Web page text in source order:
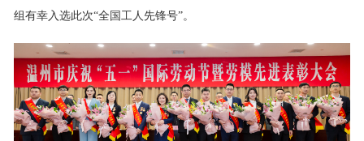
组有幸 入选此次“全国工人先锋号”。